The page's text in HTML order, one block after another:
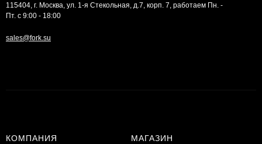
115404, г. Москва, ул. 1-я Стекольная, д.7, корп. 7, работаем Пн. -
Пт. с 9:00 - 18:00
sales@fork.su
КОМПАНИЯ МАГАЗИН